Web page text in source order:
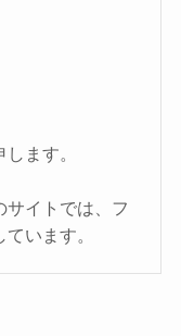
ます。
サイトでは、フ
います。